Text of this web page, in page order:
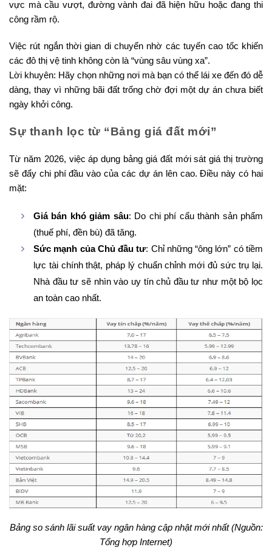
vực mà cầu vượt, đường vành đai đã hiện hữu hoặc đang thi
công rầm rộ.
Việc rút ngắn thời gian di chuyển nhờ các tuyến cao tốc khiến
các đô thị vệ tinh không còn là “vùng sâu vùng xa”.
Lời khuyên: Hãy chọn những nơi mà bạn có thể lái xe đến đó dễ
dàng, thay vì những bãi đất trống chờ đợi một dự án chưa biết
ngày khởi công.
Sự thanh lọc từ “Bảng giá đất mới”
Từ năm 2026, việc áp dụng bảng giá đất mới sát giá thị trường
sẽ đẩy chi phí đầu vào của các dự án lên cao. Điều này có hai
mặt:
Giá bán khó giảm sâu: Do chi phí cấu thành sản phẩm
(thuế phí, đền bù) đã tăng.
Sức mạnh của Chủ đầu tư: Chỉ những “ông lớn” có tiềm
lực tài chính thật, pháp lý chuẩn chỉnh mới đủ sức trụ lại.
Nhà đầu tư sẽ nhìn vào uy tín chủ đầu tư như một bộ lọc
an toàn cao nhất.
Bảng so sánh lãi suất vay ngân hàng cập nhật mới nhất (Nguồn:
Tổng hợp Internet)